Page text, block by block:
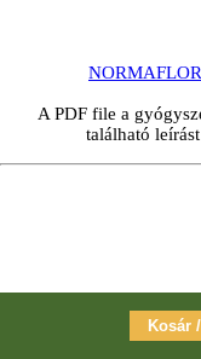
A PDF file a
található